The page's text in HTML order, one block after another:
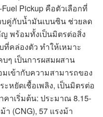
Pickup คือตัวเลือกที่
บคู่กับน้ำมันเบนซิน ช่วยลด
พร้อมทั้งเป็นมิตรต่อสิ่ง
คล่องตัว ทำให้เหมาะ
ๆ เป็นการผสมผสาน
เข้ากับความสามารถของ
ะหยัดเชื้อเพลิง, เป็นมิตรต่อ
คาเริ่มต้น: ประมาณ 8.15-
า (CNG), 57 แรงม้า